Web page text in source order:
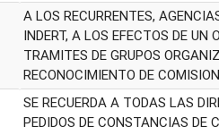
A LOS RECURRENTES,
INDERT, A LOS EFECTOS DE
TRAMITES DE GRUPOS
RECONOCIMIENTO DE
SE RECUERDA A TODAS LAS
PEDIDOS DE CONSTANCIAS DE